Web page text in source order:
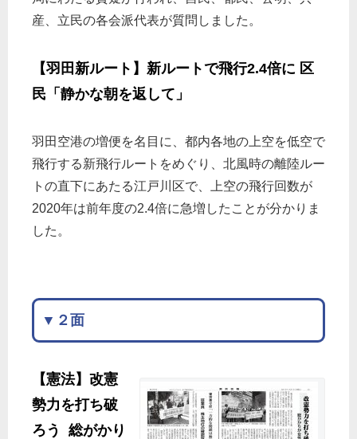
産、立民の各会派代表が質問しました。
【羽田新ルート】新ルートで飛行2.4倍に 区
民「静かな朝を返して」
羽田空港の増便を名目に、都内各地の上空を低空で
飛行する新飛行ルートをめぐり、北風時の離陸ルー
トの直下にあたる江戸川区で、上空の飛行回数が
2020年は前年度の2.4倍に急増したことが分かりま
した。
▼２面
【憲法】改憲
勢力を打ち破
ろう 総がかり